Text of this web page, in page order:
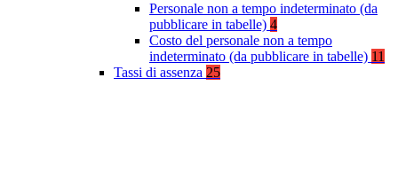
Personale non a tempo indeterminato (da
pubblicare in tabelle) 4
Costo del personale non a tempo
indeterminato (da pubblicare in tabelle) 11
Tassi di assenza 25